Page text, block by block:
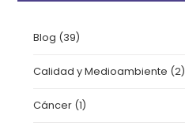
Blog (39)
Calidad y Medioambiente (2)
Cáncer (1)